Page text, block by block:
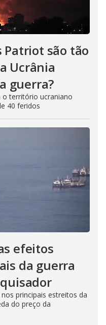
Patriot são tão
Ucrânia
guerra?
território ucraniano
40 feridos
efeitos
da guerra
principais estreitos da
do preço da